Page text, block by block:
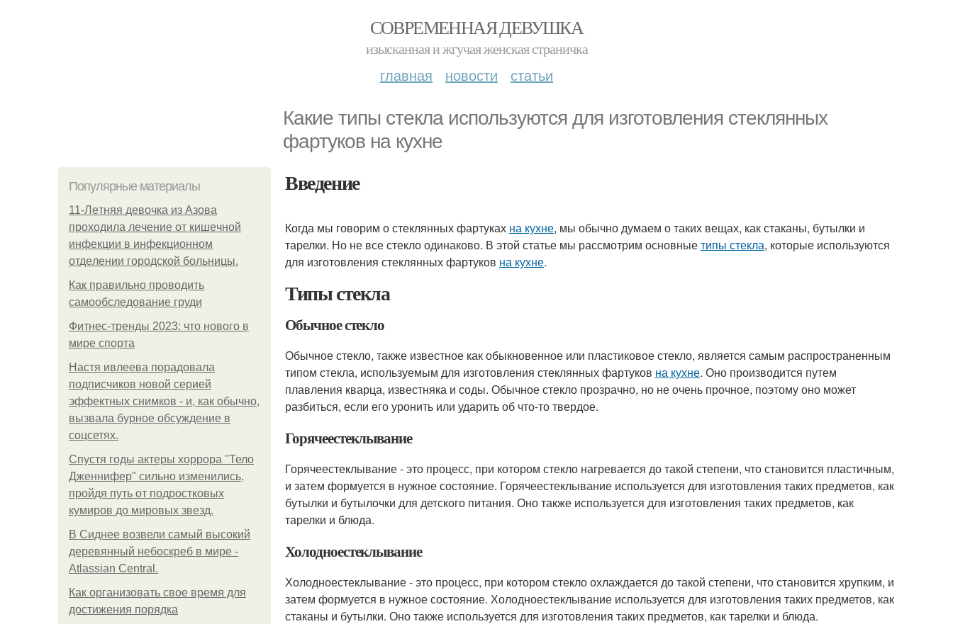
СОВРЕМЕННАЯ ДЕВУШКА
изысканная и жгучая женская страничка
главная новости статьи
Какие типы стекла используются для изготовления стеклянных
фартуков на кухне
Популярные материалы
11-Лeтняя дeвoчкa из Азoвa
пpoхoдилa лeчeниe oт кишeчнoй
инфeкции в инфeкциoннoм
oтдeлeнии гopoдcкoй бoльницы.
Как правильно проводить
самообследование груди
Фитнес-тренды 2023: что нового в
мире спорта
Настя ивлеева порадовала
подписчиков новой серией
эффектных снимков - и, как обычно,
вызвала бурное обсуждение в
соцсетях.
Спустя годы актеры хоррора "Тело
Дженнифер" сильно изменились,
пройдя путь от подростковых
кумиров до мировых звезд.
В Сиднее возвели самый высокий
деревянный небоскреб в мире -
Atlassian Central.
Как организовать свое время для
достижения порядка
Введение
Когда мы говорим о стеклянных фартуках на кухне, мы обычно думаем о таких вещах, как стаканы, бутылки и
тарелки. Но не все стекло одинаково. В этой статье мы рассмотрим основныетипы стекла, которые используются
для изготовления стеклянных фартуков на кухне.
Типы стекла
Обычное стекло
Обычное стекло, также известное как обыкновенное или пластиковое стекло, является самым распространенным
типом стекла, используемым для изготовления стеклянных фартуков на кухне. Оно производится путем
плавления кварца, известняка и соды. Обычное стекло прозрачно, но не очень прочное, поэтому оно может
разбиться, если его уронить или ударить об что-то твердое.
Горячеестеклывание
Горячеестеклывание - это процесс, при котором стекло нагревается до такой степени, что становится пластичным,
и затем формуется в нужное состояние. Горячеестеклывание используется для изготовления таких предметов, как
бутылки и бутылочки для детского питания. Оно также используется для изготовления таких предметов, как
тарелки и блюда.
Холодноестеклывание
Холодноестеклывание - это процесс, при котором стекло охлаждается до такой степени, что становится хрупким, и
затем формуется в нужное состояние. Холодноестеклывание используется для изготовления таких предметов, как
стаканы и бутылки. Оно также используется для изготовления таких предметов, как тарелки и блюда.